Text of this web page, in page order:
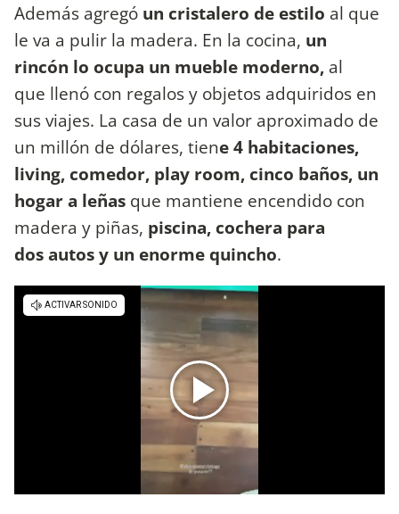
Además agregó un cristalero de estilo al que
le va a pulir la madera. En la cocina, un
rincón lo ocupa un mueble moderno, al
que llenó con regalos y objetos adquiridos en
sus viajes. La casa de un valor aproximado de
un millón de dólares, tiene 4 habitaciones,
living, comedor, play room, cinco baños, un
hogar a leñas que mantiene encendido con
madera y piñas, piscina, cochera para
dos autos y un enorme quincho.